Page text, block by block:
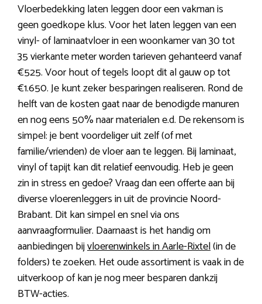
Vloerbedekking laten leggen door een vakman is
geen goedkope klus. Voor het laten leggen van een
vinyl- of laminaatvloer in een woonkamer van 30 tot
35 vierkante meter worden tarieven gehanteerd vanaf
€525. Voor hout of tegels loopt dit al gauw op tot
€1.650. Je kunt zeker besparingen realiseren. Rond de
helft van de kosten gaat naar de benodigde manuren
en nog eens 50% naar materialen e.d. De rekensom is
simpel: je bent voordeliger uit zelf (of met
familie/vrienden) de vloer aan te leggen. Bij laminaat,
vinyl of tapijt kan dit relatief eenvoudig. Heb je geen
zin in stress en gedoe? Vraag dan een offerte aan bij
diverse vloerenleggers in uit de provincie Noord-
Brabant. Dit kan simpel en snel via ons
aanvraagformulier. Daarnaast is het handig om
aanbiedingen bijvloerenwinkels in Aarle-Rixtel(in de
folders) te zoeken. Het oude assortiment is vaak in de
uitverkoop of kan je nog meer besparen dankzij
BTW-acties.